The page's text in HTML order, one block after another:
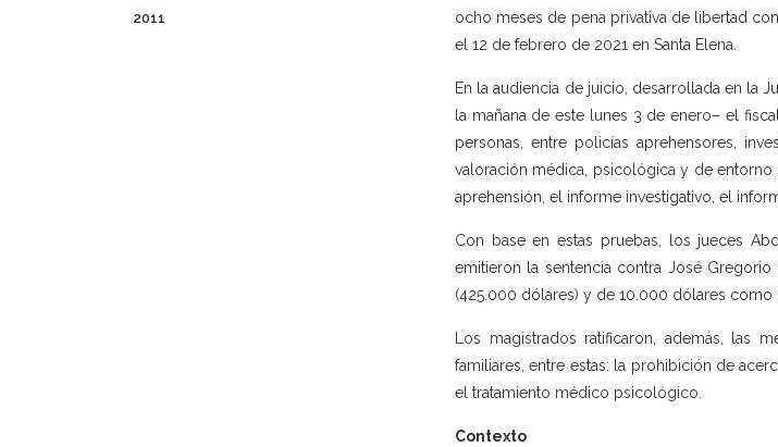
2011
ocho meses de pena privativa de libertad
el 12 de febrero de 2021 en Santa Elena.
En la audiencia de juicio, desarrollada en la
la mañana de este lunes 3 de enero– el
personas, entre policías aprehensores,
valoración médica, psicológica y de
aprehensión, el informe investigativo, el
Con base en estas pruebas, los jueces
emitieron la sentencia contra José
(425.000 dólares) y de 10.000 dólares como
Los magistrados ratificaron, además,
familiares, entre estas: la prohibición de
el tratamiento médico psicológico.
Contexto